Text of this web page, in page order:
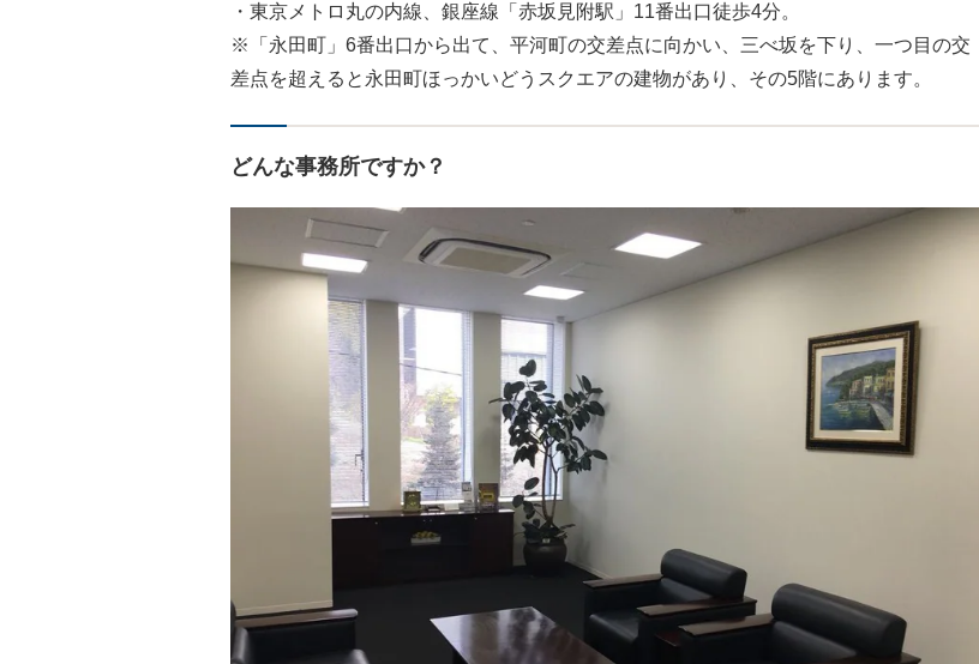
・東京メトロ丸の内線、銀座線「赤坂見附駅」11番出口徒歩4分。
※「永田町」6番出口から出て、平河町の交差点に向かい、三べ坂を下り、一つ目の交
差点を超えると永田町ほっかいどうスクエアの建物があり、その5階にあります。
どんな事務所ですか？